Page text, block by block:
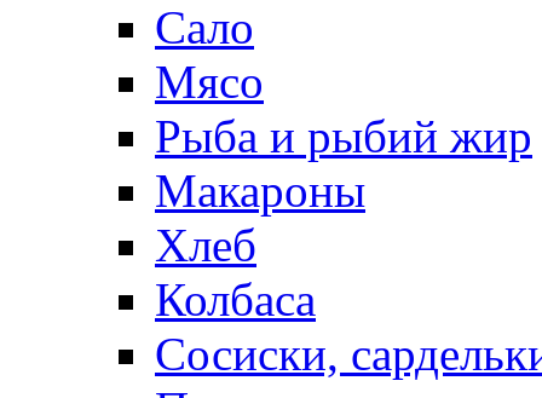
Сало
Мясо
Рыба и рыбий жир
Макароны
Хлеб
Колбаса
Сосиски,